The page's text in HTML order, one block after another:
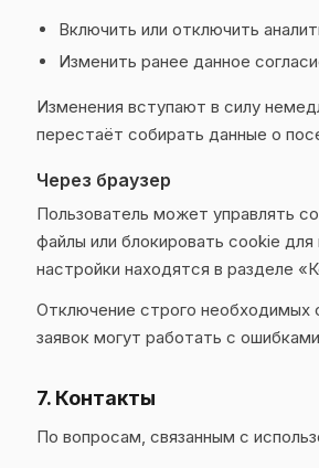
Включить или отключить
Изменить ранее данное
Изменения вступают в силу
перестаёт собирать данные о
Через браузер
Пользователь может управлять
файлы или блокировать cookie
настройки находятся в разделе
Отключение строго
заявок могут работать с
7. Контакты
По вопросам, связанным с